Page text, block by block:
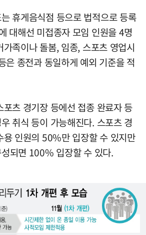
휴게음식점 등으로 법적으로 등록
대해선 미접종자 모임 인원을 4명
족이나 돌봄, 임종, 스포츠 영업시
은 종전과 동일하게 예외 기준을 적
포츠 경기장 등에선 접종 완료자 등
취식 등이 가능해진다. 스포츠 경
용 인원의 50%만 입장할 수 있지만
되면 100% 입장할 수 있다.